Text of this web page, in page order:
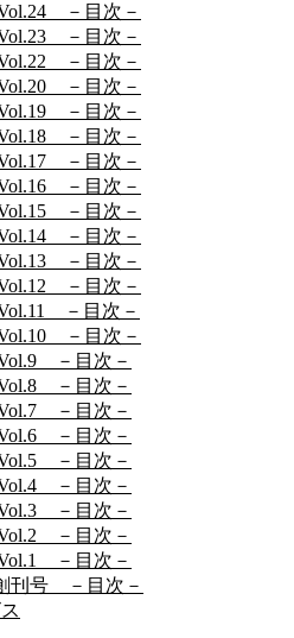
－目次－
－目次－
－目次－
－目次－
－目次－
－目次－
－目次－
－目次－
－目次－
－目次－
－目次－
－目次－
－目次－
－目次－
－目次－
－目次－
－目次－
－目次－
－目次－
－目次－
－目次－
－目次－
－目次－
刊号 －目次－